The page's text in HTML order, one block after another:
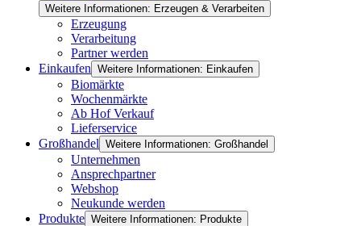
Weitere Informationen: Erzeugen & Verarbeiten
Erzeugung
Verarbeitung
Partner werden
Einkaufen Weitere Informationen: Einkaufen
Biomärkte
Wochenmärkte
Ab Hof Verkauf
Lieferservice
Großhandel Weitere Informationen: Großhandel
Unternehmen
Ansprechpartner
Webshop
Neukunde werden
Produkte Weitere Informationen: Produkte